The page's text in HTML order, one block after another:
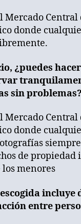
Mercado Central
donde
¿puedes
sin problemas?
Mercado Central
donde
de
menores
incluye
entre